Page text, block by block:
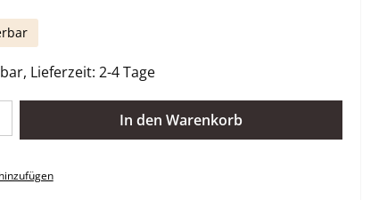
Lieferzeit: 2-4 Tage
den gewünschten Wert ein oder benutze die
In den Warenkorb